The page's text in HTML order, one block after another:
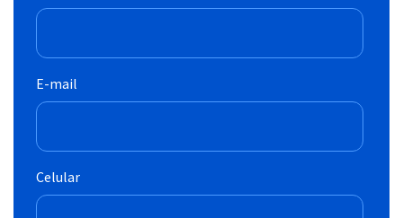
E-mail
Celular